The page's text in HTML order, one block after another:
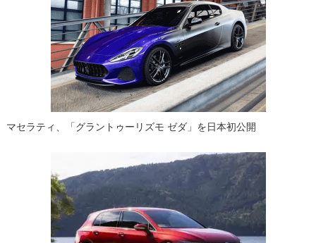
マセラティ、「グラントゥーリズモ ゼダ」を日本初公開